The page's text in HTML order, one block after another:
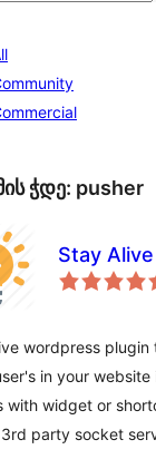
ჭდე: pusher
Stay Alive
wordpress plugin
in your website
with widget or
3rd party socket